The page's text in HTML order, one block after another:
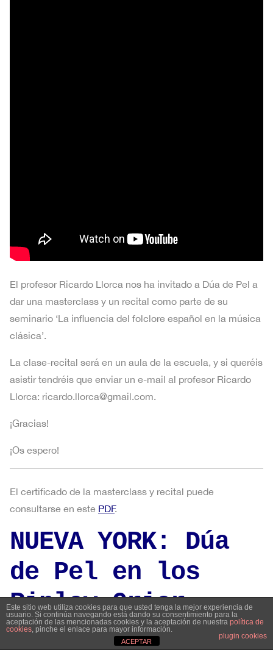
El profesor Ricardo Llorca nos ha invitado a Dúa de Pel a
dar una masterclass y un recital como parte de su
seminario ‘La influencia del folclore español en la música
clásica’.
La clase-recital será en un aula de la escuela, y si queréis
asistir tendréis que enviar un e-mail al profesor Ricardo
Llorca: ricardo.llorca@gmail.com.
¡Gracias!
¡Os espero!
El certificado de la masterclass y recital puede
consultarse en este PDF.
NUEVA YORK: Dúa
de Pel en los
Ripley Grier
Studios
Este sitio web utiliza cookies para que usted tenga la mejor experiencia de
usuario. Si continúa navegando está dando su consentimiento para la
aceptación de las mencionadas cookies y la aceptación de nuestra política de
cookies, pinche el enlace para mayor información.
plugin cookies
ACEPTAR